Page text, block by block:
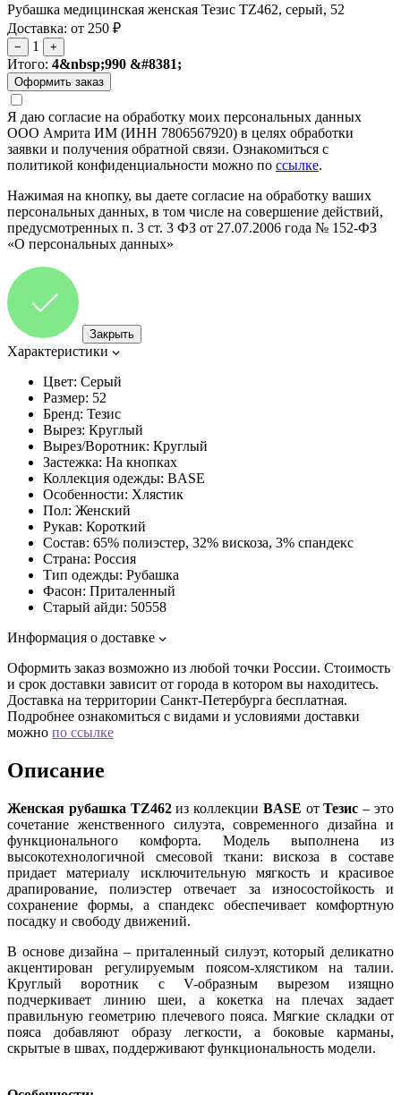
Рубашка медицинская женская Тезис TZ462, серый, 52
Доставка: от 250 ₽
− 1 +
Итого: 4&nbsp;990 &#8381;
Я даю согласие на обработку моих персональных данных
ООО Амрита ИМ (ИНН 7806567920) в целях обработки
заявки и получения обратной связи. Ознакомиться с
политикой конфиденциальности можно по ссылке.
Нажимая на кнопку, вы даете согласие на обработку ваших
персональных данных, в том числе на совершение действий,
предусмотренных п. 3 ст. 3 ФЗ от 27.07.2006 года № 152-ФЗ
«О персональных данных»
Закрыть
Характеристики
Цвет: Серый
Размер: 52
Бренд: Тезис
Вырез: Круглый
Вырез/Воротник: Круглый
Застежка: На кнопках
Коллекция одежды: BASE
Особенности: Хлястик
Пол: Женский
Рукав: Короткий
Состав: 65% полиэстер, 32% вискоза, 3% спандекс
Страна: Россия
Тип одежды: Рубашка
Фасон: Приталенный
Старый айди: 50558
Информация о доставке
Оформить заказ возможно из любой точки России. Стоимость
и срок доставки зависит от города в котором вы находитесь.
Доставка на территории Санкт-Петербурга бесплатная.
Подробнее ознакомиться с видами и условиями доставки
можно по ссылке
Описание
Женская рубашка TZ462из коллекции BASE отТезис – это
сочетание женственного силуэта, современного дизайна и
функционального комфорта. Модель выполнена из
высокотехнологичной смесовой ткани: вискоза в составе
придает материалу исключительную мягкость и красивое
драпирование, полиэстер отвечает за износостойкость и
сохранение формы, а спандекс обеспечивает комфортную
посадку и свободу движений.
В основе дизайна – приталенный силуэт, который деликатно
акцентирован регулируемым поясом-хлястиком на талии.
Круглый воротник с V-образным вырезом изящно
подчеркивает линию шеи, а кокетка на плечах задает
правильную геометрию плечевого пояса. Мягкие складки от
пояса добавляют образу легкости, а боковые карманы,
скрытые в швах, поддерживают функциональность модели.